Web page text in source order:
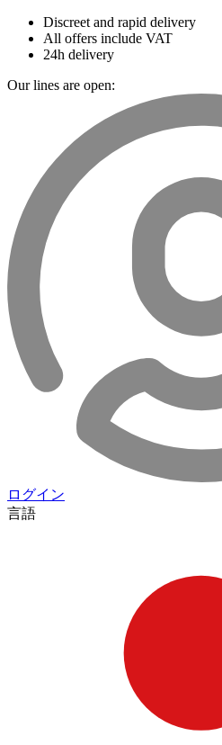
Discreet and rapid delivery
All offers include VAT
24h delivery
Our lines are open:
ログイン
言語